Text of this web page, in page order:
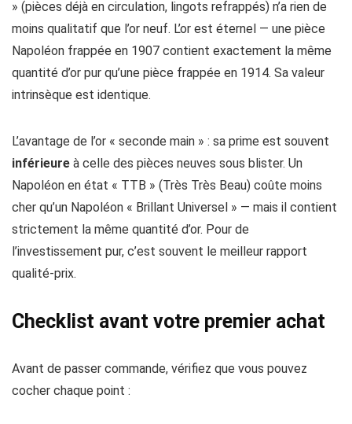
» (pièces déjà en circulation, lingots refrappés) n’a rien de
moins qualitatif que l’or neuf. L’or est éternel — une pièce
Napoléon frappée en 1907 contient exactement la même
quantité d’or pur qu’une pièce frappée en 1914. Sa valeur
intrinsèque est identique.
L’avantage de l’or « seconde main » : sa prime est souvent
inférieure à celle des pièces neuves sous blister. Un
Napoléon en état « TTB » (Très Très Beau) coûte moins
cher qu’un Napoléon « Brillant Universel » — mais il contient
strictement la même quantité d’or. Pour de
l’investissement pur, c’est souvent le meilleur rapport
qualité-prix.
Checklist avant votre premier achat
Avant de passer commande, vérifiez que vous pouvez
cocher chaque point :